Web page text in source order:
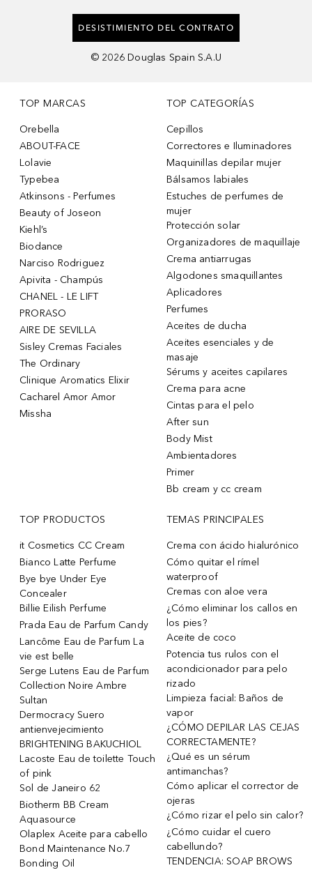
DESISTIMIENTO DEL CONTRATO
© 2026 Douglas Spain S.A.U
TOP MARCAS
Orebella
ABOUT-FACE
Lolavie
Typebea
Atkinsons - Perfumes
Beauty of Joseon
Kiehl’s
Biodance
Narciso Rodriguez
Apivita - Champús
CHANEL - LE LIFT
PRORASO
AIRE DE SEVILLA
Sisley Cremas Faciales
The Ordinary
Clinique Aromatics Elixir
Cacharel Amor Amor
Missha
TOP CATEGORÍAS
Cepillos
Correctores e Iluminadores
Maquinillas depilar mujer
Bálsamos labiales
Estuches de perfumes de
mujer
Protección solar
Organizadores de maquillaje
Crema antiarrugas
Algodones smaquillantes
Aplicadores
Perfumes
Aceites de ducha
Aceites esenciales y de
masaje
Sérums y aceites capilares
Crema para acne
Cintas para el pelo
After sun
Body Mist
Ambientadores
Primer
Bb cream y cc cream
TOP PRODUCTOS
it Cosmetics CC Cream
Bianco Latte Perfume
Bye bye Under Eye
Concealer
Billie Eilish Perfume
Prada Eau de Parfum Candy
Lancôme Eau de Parfum La
vie est belle
Serge Lutens Eau de Parfum
Collection Noire Ambre
Sultan
Dermocracy Suero
antienvejecimiento
BRIGHTENING BAKUCHIOL
Lacoste Eau de toilette Touch
of pink
Sol de Janeiro 62
Biotherm BB Cream
Aquasource
Olaplex Aceite para cabello
Bond Maintenance No.7
Bonding Oil
TEMAS PRINCIPALES
Crema con ácido hialurónico
Cómo quitar el rímel
waterproof
Cremas con aloe vera
¿Cómo eliminar los callos en
los pies?
Aceite de coco
Potencia tus rulos con el
acondicionador para pelo
rizado
Limpieza facial: Baños de
vapor
¿CÓMO DEPILAR LAS CEJAS
CORRECTAMENTE?
¿Qué es un sérum
antimanchas?
Cómo aplicar el corrector de
ojeras
¿Cómo rizar el pelo sin calor?
¿Cómo cuidar el cuero
cabellundo?
TENDENCIA: SOAP BROWS